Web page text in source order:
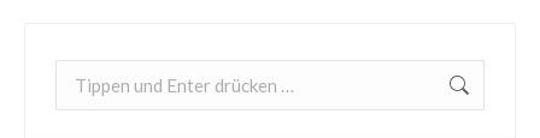
Search: